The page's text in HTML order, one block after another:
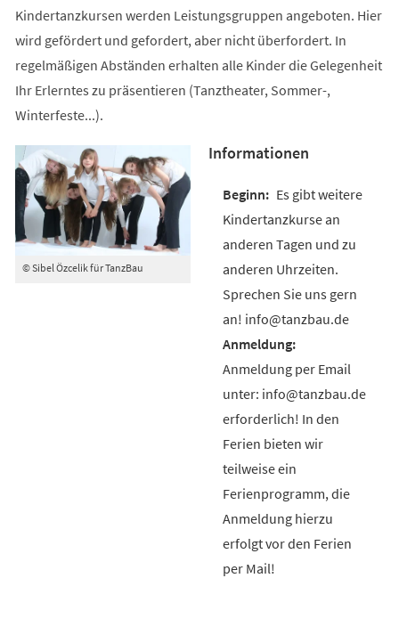
Kindertanzkursen werden Leistungsgruppen angeboten. Hier
wird gefördert und gefordert, aber nicht überfordert. In
regelmäßigen Abständen erhalten alle Kinder die Gelegenheit
Ihr Erlerntes zu präsentieren (Tanztheater, Sommer-,
Winterfeste...).
© Sibel Özcelik für TanzBau
Informationen
Es gibt weitere
Kindertanzkurse an
anderen Tagen und zu
anderen Uhrzeiten.
Sprechen Sie uns gern
an! info@tanzbau.de
Anmeldung per Email
unter: info@tanzbau.de
erforderlich! In den
Ferien bieten wir
teilweise ein
Ferienprogramm, die
Anmeldung hierzu
erfolgt vor den Ferien
per Mail!